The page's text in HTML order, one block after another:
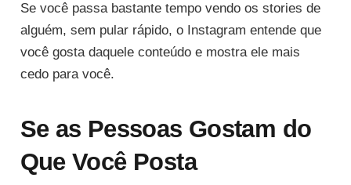
Se você passa bastante tempo vendo os stories de
alguém, sem pular rápido, o Instagram entende que
você gosta daquele conteúdo e mostra ele mais
cedo para você.
Se as Pessoas Gostam do
Que Você Posta